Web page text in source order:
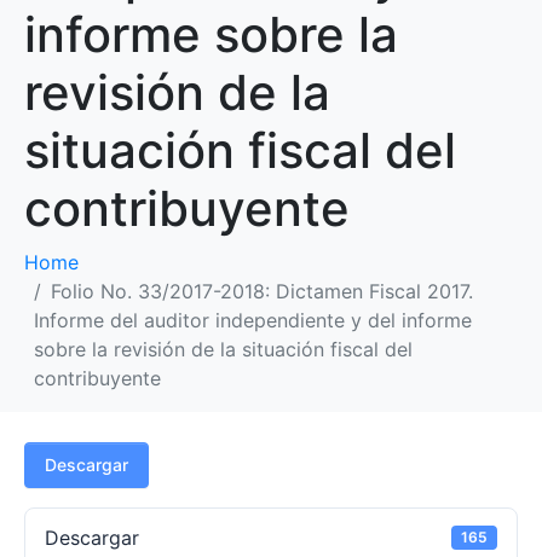
informe sobre la
revisión de la
situación fiscal del
contribuyente
Home
Folio No. 33/2017-2018: Dictamen Fiscal 2017.
Informe del auditor independiente y del informe
sobre la revisión de la situación fiscal del
contribuyente
Descargar
Descargar 165